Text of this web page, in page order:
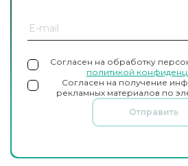
Согласен на обработку
политикой
Согласен на получение
рекламных материалов по
Отправить